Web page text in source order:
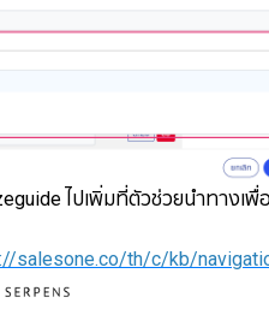
ไปเพิ่มที่ตัวช่วยนำทางเพื่อ
salesone.co/th/c/kb/